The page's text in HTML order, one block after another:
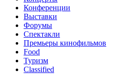
Конференции
Выставки
Форумы
Спектакли
Премьеры кинофильмов
Food
Туризм
Сlassified